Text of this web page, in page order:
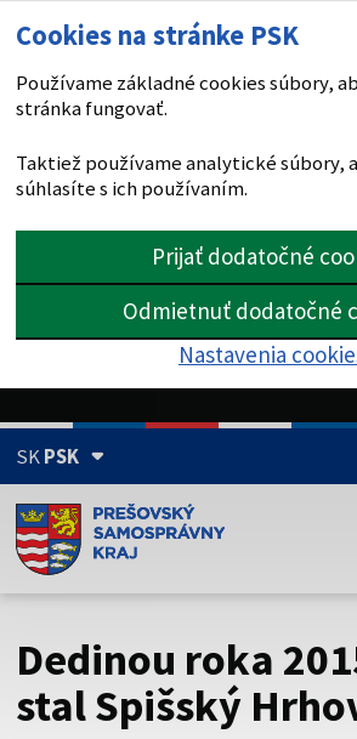
Cookies na stránke PSK
Používame základné cookies súbory,
stránka fungovať.
Taktiež používame analytické súbory,
súhlasíte s ich používaním.
Prijať dodatočné
Odmietnuť dodatočné
Nastavenia
SKPSK
Doména psk.sk je oficiálna
Toto je oficiálna webová stránka
Táto stránka je zabezpečená
Dedinou roka
stal Spišský